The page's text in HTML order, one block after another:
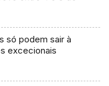
só podem sair à
excecionais